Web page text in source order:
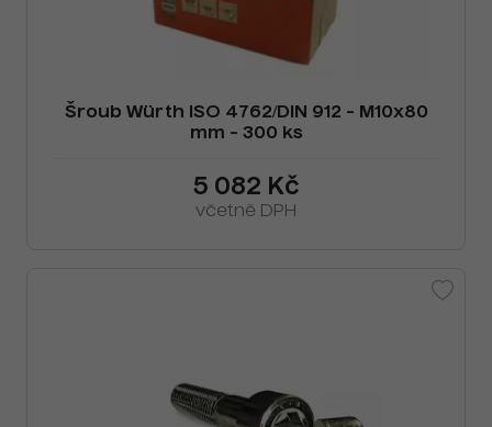
Šroub Würth ISO 4762/DIN 912 - M10x80
mm - 300 ks
5 082 Kč
včetně DPH